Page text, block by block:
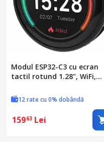
Modul ESP32-C3 cu ecran
tactil rotund 1.28", WiFi,
Elektroweb
12 rate cu 0% dobândă
15963 Lei